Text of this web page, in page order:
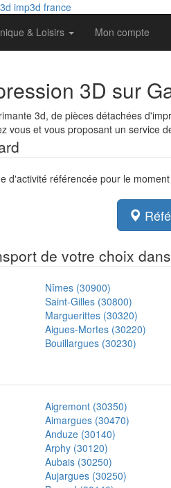
& Loisirs Mon compte
3D sur
3d, de pièces détachées
vous et vous proposant un service
d'activité référencée pour le
de votre choix
Nîmes (30900)
Saint-Gilles (30800)
Marguerittes (30320)
Aigues-Mortes (30220)
Bouillargues (30230)
Aigremont (30350)
Aimargues (30470)
Anduze (30140)
Arphy (30120)
Aubais (30250)
Aujargues (30250)